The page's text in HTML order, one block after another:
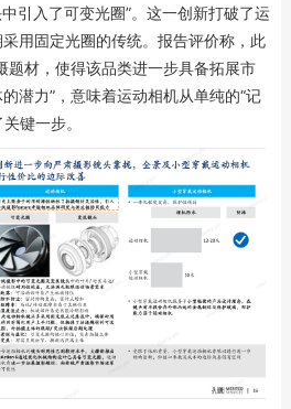
引入了可变光圈”。这一创新打破了运
用固定光圈的传统。报告评价称，此
题材，使得该品类进一步具备拓展市
潜力”，意味着运动相机从单纯的“记
键一步。